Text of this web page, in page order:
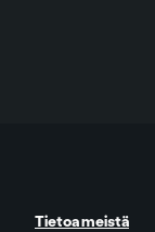
Tietoa meistä